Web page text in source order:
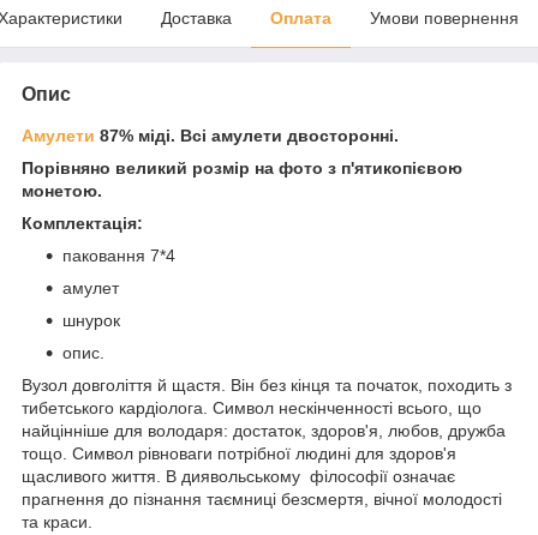
Доставка Оплата Умови повернення
Опис
Амулети 87% міді. Всі амулети двосторонні.
Порівняно великий розмір на фото з п'ятикопієвою
монетою.
Комплектація:
паковання 7*4
амулет
шнурок
опис.
Вузол довголіття й щастя. Він без кінця та початок, походить з
тибетського кардіолога. Символ нескінченності всього, що
найцінніше для володаря: достаток, здоров'я, любов, дружба
тощо. Символ рівноваги потрібної людині для здоров'я
щасливого життя. В диявольському філософії означає
прагнення до пізнання таємниці безсмертя, вічної молодості
та краси.